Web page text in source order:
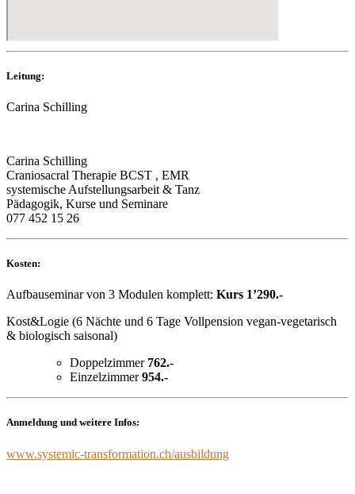
Leitung:
Carina Schilling
Carina Schilling
Craniosacral Therapie BCST , EMR
systemische Aufstellungsarbeit & Tanz
Pädagogik, Kurse und Seminare
077 452 15 26
Kosten:
Aufbauseminar von 3 Modulen komplett: Kurs 1’290.-
Kost&Logie (6 Nächte und 6 Tage Vollpension vegan-vegetarisch
& biologisch saisonal)
Doppelzimmer 762.-
Einzelzimmer954.-
Anmeldung und weitere Infos:
www.systemic-transformation.ch/ausbildung